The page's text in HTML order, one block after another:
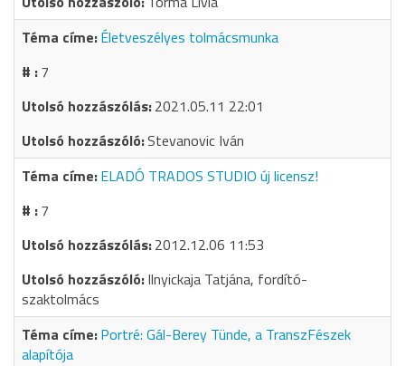
Életveszélyes tolmácsmunka
7
2021.05.11 22:01
Stevanovic Iván
ELADÓ TRADOS STUDIO új licensz!
7
2012.12.06 11:53
Ilnyickaja Tatjána, fordító-
szaktolmács
Portré: Gál-Berey Tünde, a TranszFészek
alapítója